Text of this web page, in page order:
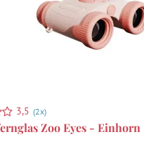
3,5 (2x)
Zoo Eyes - Einhorn